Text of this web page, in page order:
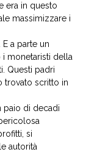
era in questo
massimizzare i
a parte un
i monetaristi della
Questi padri
trovato scritto in
paio di decadi
si
autorità